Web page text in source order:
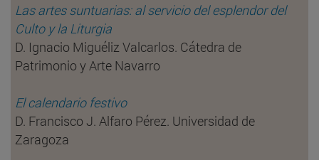
Las artes suntuarias: al servicio del esplendor del
Culto y la Liturgia
D. Ignacio Miguéliz Valcarlos. Cátedra de
Patrimonio y Arte Navarro
El calendario festivo
D. Francisco J. Alfaro Pérez. Universidad de
Zaragoza